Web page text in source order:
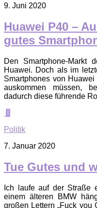
9. Juni 2020
Huawei P40 –
gutes
Den Smartphone-Markt
Huawei. Doch als im
Smartphones von
auskommen müssen,
dadurch diese führende
0
Politik
7. Januar 2020
Tue Gutes und
Ich laufe auf der Straße
einem älteren BMW
großen Lettern „Fuck you